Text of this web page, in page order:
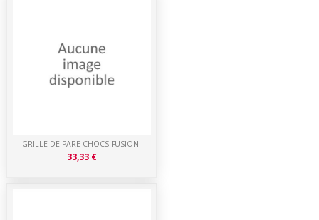
GRILLE DE PARE CHOCS FUSION.
33,33 €